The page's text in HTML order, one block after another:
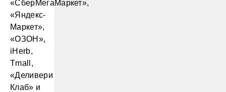
«СберМегаМаркет»,
«Яндекс-
Маркет»,
«ОЗОН»,
iHerb,
Tmall,
«Деливери
Клаб» и